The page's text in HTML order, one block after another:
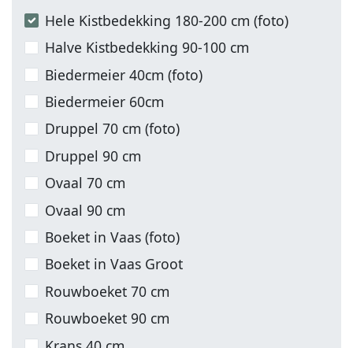
Hele Kistbedekking 180-200 cm (foto)
Halve Kistbedekking 90-100 cm
Biedermeier 40cm (foto)
Biedermeier 60cm
Druppel 70 cm (foto)
Druppel 90 cm
Ovaal 70 cm
Ovaal 90 cm
Boeket in Vaas (foto)
Boeket in Vaas Groot
Rouwboeket 70 cm
Rouwboeket 90 cm